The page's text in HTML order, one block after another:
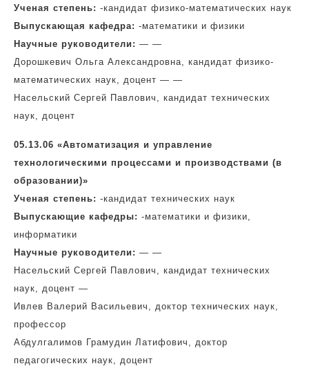
Ученая степень: -кандидат физико-математических наук
Выпускающая кафедра: -математики и физики
Научные руководители: — —
Дорошкевич Ольга Александровна, кандидат физико-
математических наук, доцент — —
Насельский Сергей Павлович, кандидат технических
наук, доцент
05.13.06 «Автоматизация и управление
технологическими процессами и производствами (в
образовании)»
Ученая степень: -кандидат технических наук
Выпускающие кафедры: -математики и физики,
информатики
Научные руководители: — —
Насельский Сергей Павлович, кандидат технических
наук, доцент —
Ивлев Валерий Васильевич, доктор технических наук,
профессор
Абдулгалимов Грамудин Латифович, доктор
педагогических наук, доцент